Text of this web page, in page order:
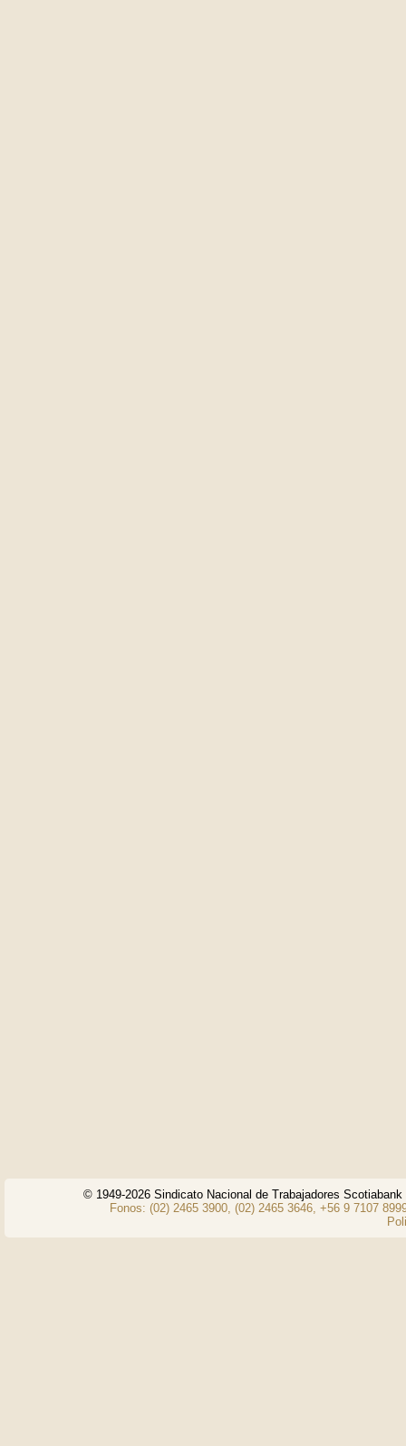
© 1949-2026 Sindicato Nacional de Trabajadores
Fonos: (02) 2465 3900, (02) 2465 3646, +56 9 7107